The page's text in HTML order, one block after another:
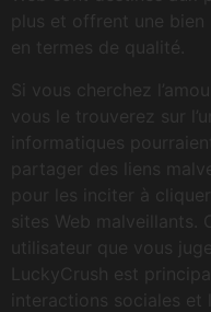
plus et offrent une bien
en termes de qualité.
Si vous cherchez
vous le trouverez sur
informatiques
partager des liens
pour les inciter à
sites Web
utilisateur que vous
LuckyCrush est
interactions sociales et